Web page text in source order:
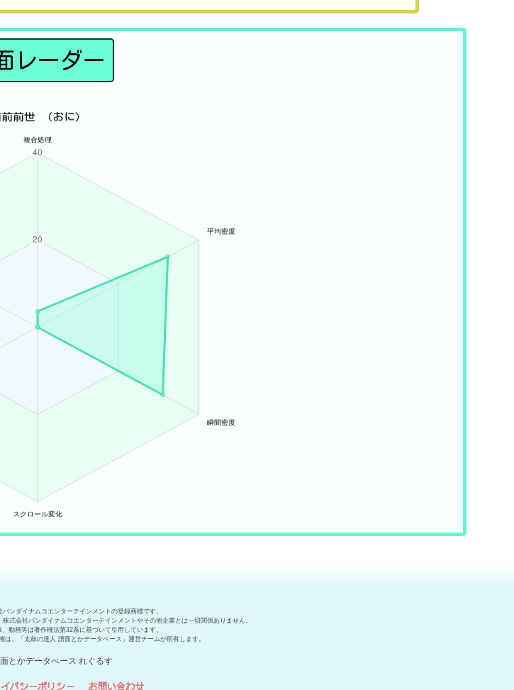
レーダー
ンダイナムコエンターテインメントの登録商標です。
式会社バンダイナムコエンターテインメントやその他企業とは一切関係ありません。
動画等は著作権法第32条に基づいて引用しています。
、「太鼓の達人 譜面とかデータベース」運営チームが所有します。
とかデータべース れぐるす
バシーポリシー お問い合わせ